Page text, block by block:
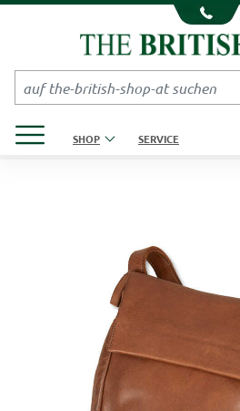
Kompletten Head der Seite überspringen
SHOP SERVICE